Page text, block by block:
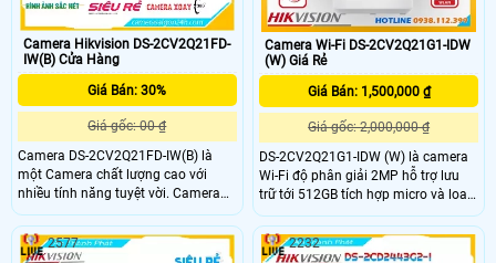
Camera Hikvision DS-2CV2Q21FD-
IW(B) Cửa Hàng
Giá Bán: 30%
Giá gốc: 00 ₫
Camera DS-2CV2Q21FD-IW(B) là
một Camera chất lượng cao với
nhiều tính năng tuyệt vời. Camera
được trang bị hồng ngoại Smart IR,
giúp quan sát trong nhà được tốt
hơn và rõ nét hơn trong điều kiện
Camera Wi-Fi DS-2CV2Q21G1-IDW
(W) Giá Rẻ
Giá Bán: 1,500,000 ₫
Giá gốc: 2,000,000 ₫
DS-2CV2Q21G1-IDW (W) là camera
Wi-Fi độ phân giải 2MP hỗ trợ lưu
trữ tới 512GB tích hợp micro và loa
hai chiều tính năng phát hiện người
với công nghệ Motion 2.0. Khả năng
chống ngược sáng DWDR và giảm
2577 2232